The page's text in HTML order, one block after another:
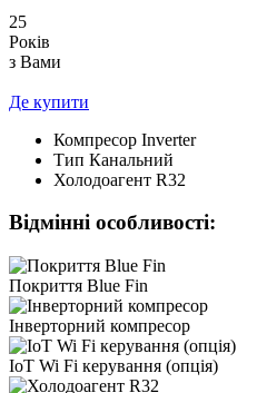
25
Років
з Вами
Де купити
Компресор Inverter
Тип Канальний
Холодоагент R32
Відмінні особливості:
Покриття Blue Fin
Інверторний компресор
IoT Wi Fi керування (опція)